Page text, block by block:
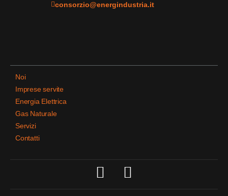
consorzio@energindustria.it
Noi
Imprese servite
Energia Elettrica
Gas Naturale
Servizi
Contatti